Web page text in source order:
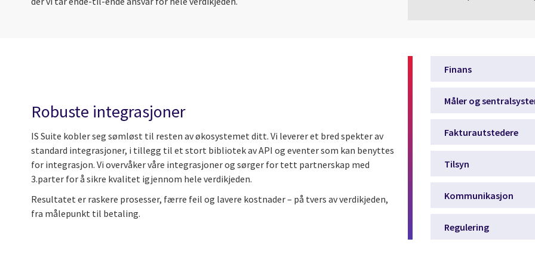
Robuste integrasjoner
IS Suite kobler seg sømløst til resten av økosystemet ditt. Vi leverer et bred spekter av
standard integrasjoner, i tillegg til et stort bibliotek av API og eventer som kan benyttes
for integrasjon. Vi overvåker våre integrasjoner og sørger for tett partnerskap med
3.parter for å sikre kvalitet igjennom hele verdikjeden.
Resultatet er raskere prosesser, færre feil og lavere kostnader – på tvers av verdikjeden,
fra målepunkt til betaling.
Finans
Måler og
Fakturautstedere
Tilsyn
Kommunikasjon
Regulering